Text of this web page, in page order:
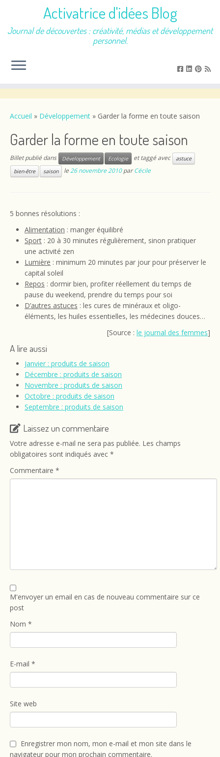
contenu
Activatrice d'idées Blog
Journal de découvertes : créativité, médias et développement
personnel.
Accueil » Développement » Garder la forme en toute saison
Garder la forme en toute saison
Billet publié dans Développement Ecologie et taggé avec
astuce
bien-être
saison le26 novembre 2010 parCécile
5 bonnes résolutions :
Alimentation : manger équilibré
Sport : 20 à 30 minutes régulièrement, sinon pratiquer
une activité zen
Lumière : minimum 20 minutes par jour pour préserver le
capital soleil
Repos : dormir bien, profiter réellement du temps de
pause du weekend, prendre du temps pour soi
D’autres astuces : les cures de minéraux et oligo-
éléments, les huiles essentielles, les médecines douces…
[Source : le journal des femmes]
A lire aussi
Janvier : produits de saison
Décembre : produits de saison
Novembre : produits de saison
Octobre : produits de saison
Septembre : produits de saison
Laissez un commentaire
Votre adresse e-mail ne sera pas publiée. Les champs
obligatoires sont indiqués avec *
Commentaire *
M'envoyer un email en cas de nouveau commentaire sur ce
post
Nom *
E-mail *
Site web
Enregistrer mon nom, mon e-mail et mon site dans le
navigateur pour mon prochain commentaire.